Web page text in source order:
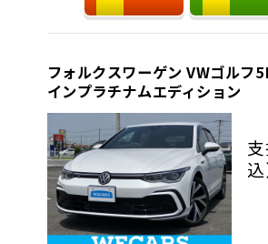
フォルクスワーゲン VWゴルフ
インプラチナムエディション
込